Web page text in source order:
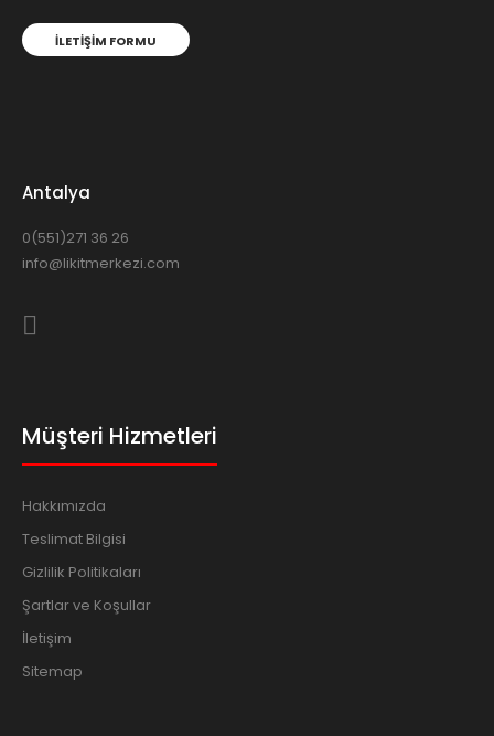
İLETIŞIM FORMU
Antalya
0(551)271 36 26
info@likitmerkezi.com
Müşteri Hizmetleri
Hakkımızda
Teslimat Bilgisi
Gizlilik Politikaları
Şartlar ve Koşullar
İletişim
Sitemap